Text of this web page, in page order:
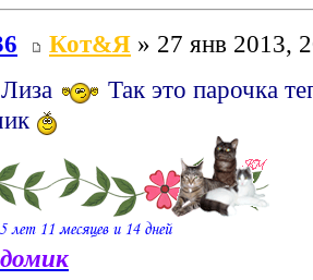
Кот&Я » 27 янв 2013,
Так это парочка